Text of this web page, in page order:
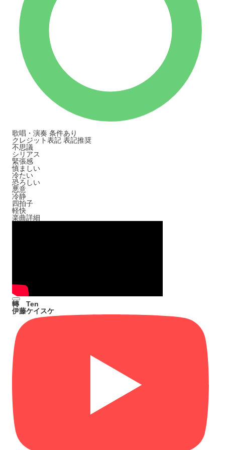
歌唱・演奏 条件あり
クレジット表記 表記推奨
不思議
シリアス
緊張感
慎ましい
冷たい
恐ろしい
悪意
冷静
四拍子
軽快
楽曲詳細
轉 Ten
伊藤ケイスケ